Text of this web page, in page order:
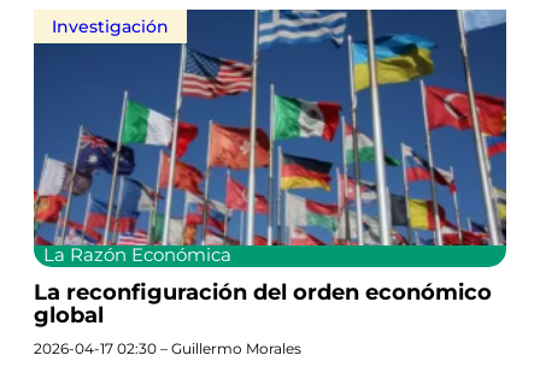
Investigación
La Razón Económica
La reconfiguración del orden económico
global
2026-04-17 02:30 – Guillermo Morales